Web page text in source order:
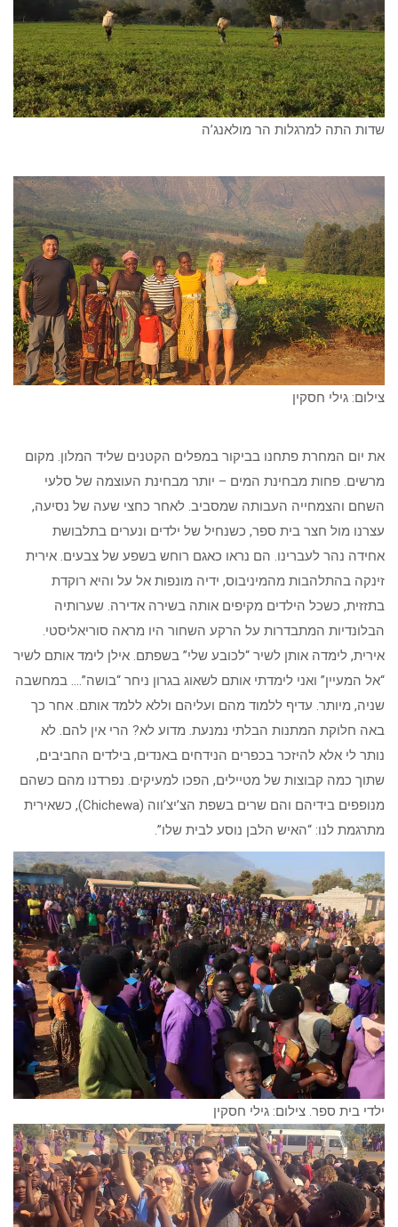
שדות התה למרגלות הר מולאנג’ה
צילום: גילי חסקין
את יום המחרת פתחנו בביקור במפלים הקטנים שליד המלון. מקום
מרשים. פחות מבחינת המים – יותר מבחינת העוצמה של סלעי
השחם והצמחייה העבותה שמסביב. לאחר כחצי שעה של נסיעה,
עצרנו מול חצר בית ספר, כשנחיל של ילדים ונערים בתלבושת
אחידה נהר לעברינו. הם נראו כאגם רוחש בשפע של צבעים. אירית
זינקה בהתלהבות מהמיניבוס, ידיה מונפות אל על והיא רוקדת
בתזזית, כשכל הילדים מקיפים אותה בשירה אדירה. שערותיה
הבלונדיות המתבדרות על הרקע השחור היו מראה סוריאליסטי.
אירית, לימדה אותן לשיר “לכובע שלי” בשפתם. אילן לימד אותם לשיר
“אל המעיין” ואני לימדתי אותם לשאוג בגרון ניחר “בושה”…. במחשבה
שניה, מיותר. עדיף ללמוד מהם ועליהם וללא ללמד אותם. אחר כך
באה חלוקת המתנות הבלתי נמנעת. מדוע לא? הרי אין להם. לא
נותר לי אלא להיזכר בכפרים הנידחים באנדים, בילדים החביבים,
שתוך כמה קבוצות של מטיילים, הפכו למעיקים. נפרדנו מהם כשהם
מנופפים בידיהם והם שרים בשפת הצ’יצ’ווה (Chichewa), כשאירית
מתרגמת לנו: “האיש הלבן נוסע לבית שלו”.
ילדי בית ספר. צילום: גילי חסקין